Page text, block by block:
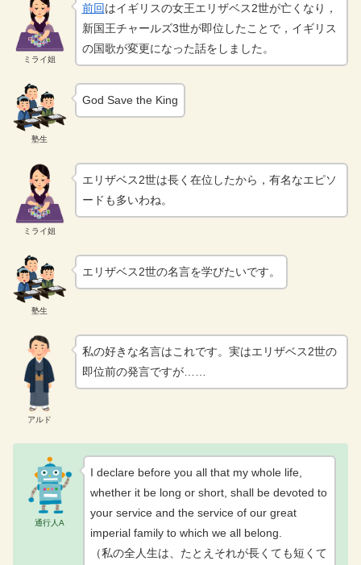
ミライ姐
前回はイギリスの女王エリザベス2世が亡くなり，
新国王チャールズ3世が即位したことで，イギリス
の国歌が変更になった話をしました。
塾生
God Save the King
ミライ姐
エリザベス2世は長く在位したから，有名なエピソ
ードも多いわね。
塾生
エリザベス2世の名言を学びたいです。
アルド
私の好きな名言はこれです。実はエリザベス2世の
即位前の発言ですが……
通行人A
I declare before you all that my whole life,
whether it be long or short, shall be devoted to
your service and the service of our great
imperial family to which we all belong.
（私の全人生は、たとえそれが長くても短くて